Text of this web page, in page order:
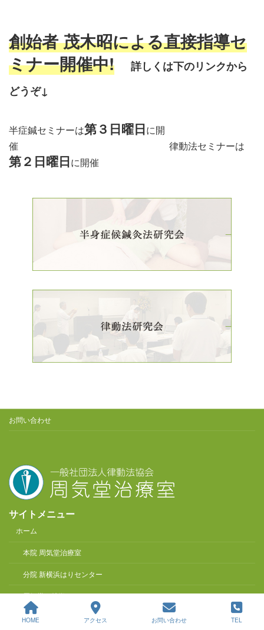
創始者 茂木昭による直接指導セ
ミナー開催中!
詳しくは下のリンクから
どうぞ↓
半症鍼セミナーは第３日曜日に開
催 律動法セミナーは
第２日曜日に開催
お問い合わせ
サイトメニュー
ホーム
本院 周気堂治療室
分院 新横浜はりセンター
周気堂の特徴
診療希望の方
HOME アクセス お問い合わせ TEL